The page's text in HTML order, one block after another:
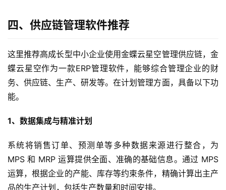
页
d
e
四、供应链管理软件推荐
这里推荐高成长型中小企业使用金蝶云星空管理供应链，金
蝶云星空作为一款ERP管理软件，能够综合管理企业的财
务、供应链、生产、研发等。在计划管理方面，具备以下功
能。
1、数据集成与精准计划
系统将销售订单、预测单等多种数据来源进行整合，为
MPS 和 MRP 运算提供全面、准确的基础信息。通过 MPS
运算，根据企业的产能、库存等约束条件，精确计算出主产
品的生产计划，包括生产数量和时间安排。